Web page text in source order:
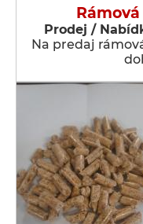
Prodej /
Na predaj